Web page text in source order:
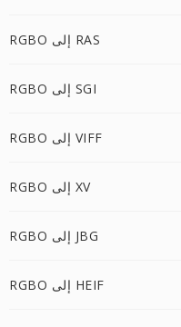
RGBO إلى RAS
RGBO إلى SGI
RGBO إلى VIFF
RGBO إلى XV
RGBO إلى JBG
RGBO إلى HEIF